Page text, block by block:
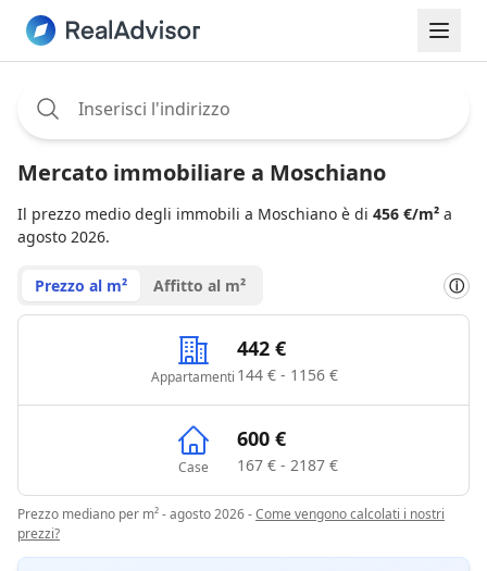
Mercato immobiliare a Moschiano
Il prezzo medio degli immobili a Moschiano è di 456 €/m² a
agosto 2026.
Prezzo al m² Affitto al m² ⓘ
Appartamenti
442 €
144 € - 1156 €
Case
600 €
167 € - 2187 €
Prezzo mediano per m² - agosto 2026-Come vengono calcolati i nostri
prezzi?